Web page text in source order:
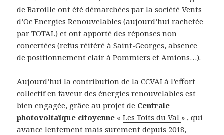
de Baroille ont été démarchées par la société Vents
d’Oc Energies Renouvelables (aujourd’hui rachetée
par TOTAL) et ont apporté des réponses non
concertées (refus réitéré à Saint-Georges, absence
de positionnement clair à Pommiers et Amions…).
Aujourd’hui la contribution de la CCVAI à l’effort
collectif en faveur des énergies renouvelables est
bien engagée, grâce au projet de Centrale
photovoltaïque citoyenne «Les Toits du Val » , qui
avance lentement mais surement depuis 2018,